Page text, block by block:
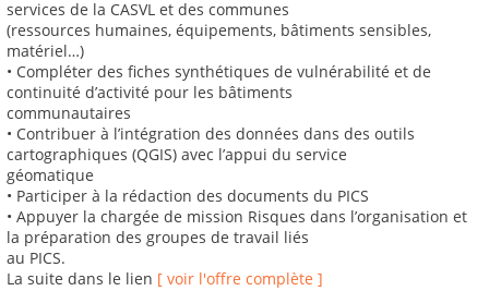
services de la CASVL et des communes
(ressources humaines, équipements, bâtiments sensibles,
matériel…)
• Compléter des fiches synthétiques de vulnérabilité et de
continuité d’activité pour les bâtiments
communautaires
• Contribuer à l’intégration des données dans des outils
cartographiques (QGIS) avec l’appui du service
géomatique
• Participer à la rédaction des documents du PICS
• Appuyer la chargée de mission Risques dans l’organisation et
la préparation des groupes de travail liés
au PICS.
La suite dans le lien [ voir l'offre complète ]